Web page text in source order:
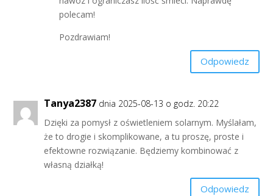
polecam!
Pozdrawiam!
Odpowiedz
Tanya2387 dnia 2025-08-13 o godz. 20:22
Dzięki za pomysł z oświetleniem solarnym. Myślałam,
że to drogie i skomplikowane, a tu proszę, proste i
efektowne rozwiązanie. Będziemy kombinować z
własną działką!
Odpowiedz